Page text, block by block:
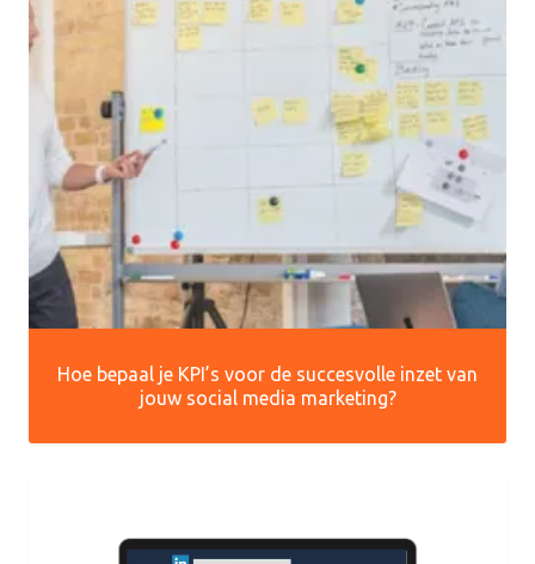
Hoe bepaal je KPI’s voor de succesvolle inzet van
jouw social media marketing?